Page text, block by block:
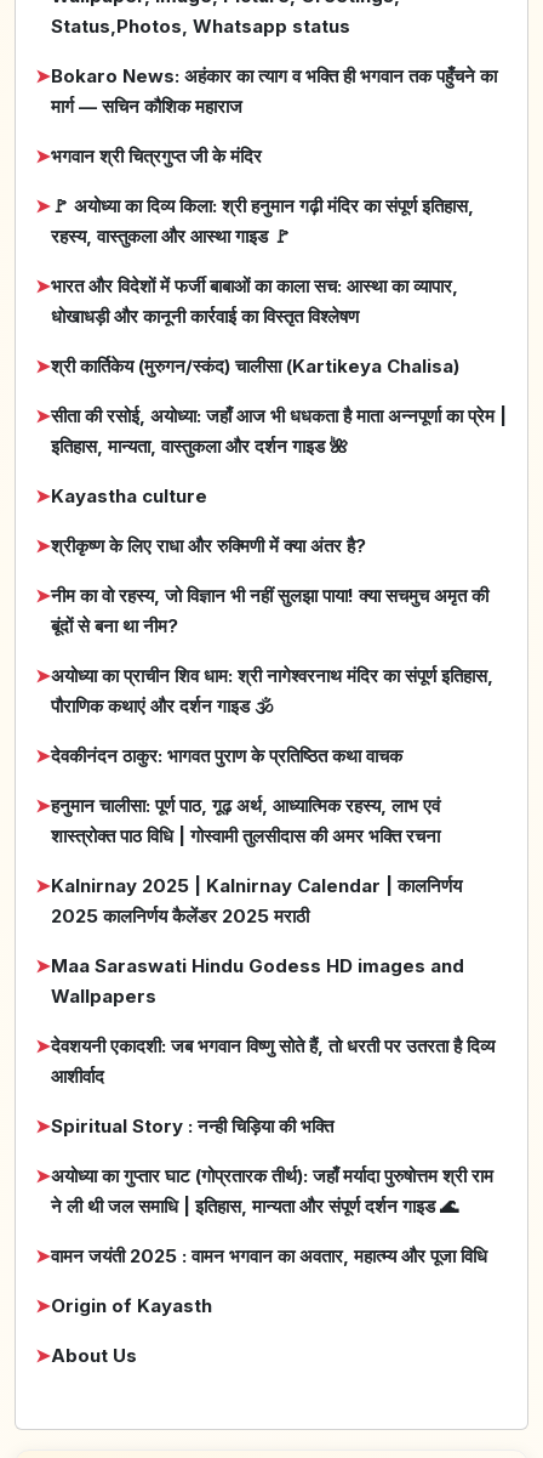
Status,Photos, Whatsapp status
➤Bokaro News: अहंकार का त्याग व भक्ति ही भगवान तक पहुँचने का
मार्ग — सचिन कौशिक महाराज
➤भगवान श्री चित्रगुप्त जी के मंदिर
➤🚩 अयोध्या का दिव्य किला: श्री हनुमान गढ़ी मंदिर का संपूर्ण इतिहास,
रहस्य, वास्तुकला और आस्था गाइड 🚩
➤भारत और विदेशों में फर्जी बाबाओं का काला सच: आस्था का व्यापार,
धोखाधड़ी और कानूनी कार्रवाई का विस्तृत विश्लेषण
➤श्री कार्तिकेय (मुरुगन/स्कंद) चालीसा (Kartikeya Chalisa)
➤सीता की रसोई, अयोध्या: जहाँ आज भी धधकता है माता अन्नपूर्णा का प्रेम |
इतिहास, मान्यता, वास्तुकला और दर्शन गाइड 🌺
➤Kayastha culture
➤श्रीकृष्ण के लिए राधा और रुक्मिणी में क्या अंतर है?
➤नीम का वो रहस्य, जो विज्ञान भी नहीं सुलझा पाया! क्या सचमुच अमृत की
बूंदों से बना था नीम?
➤अयोध्या का प्राचीन शिव धाम: श्री नागेश्वरनाथ मंदिर का संपूर्ण इतिहास,
पौराणिक कथाएं और दर्शन गाइड 🕉️
➤देवकीनंदन ठाकुर: भागवत पुराण के प्रतिष्ठित कथा वाचक
➤हनुमान चालीसा: पूर्ण पाठ, गूढ़ अर्थ, आध्यात्मिक रहस्य, लाभ एवं
शास्त्रोक्त पाठ विधि | गोस्वामी तुलसीदास की अमर भक्ति रचना
➤Kalnirnay 2025 | Kalnirnay Calendar | कालनिर्णय
2025 कालनिर्णय कैलेंडर 2025 मराठी
➤Maa Saraswati Hindu Godess HD images and
Wallpapers
➤देवशयनी एकादशी: जब भगवान विष्णु सोते हैं, तो धरती पर उतरता है दिव्य
आशीर्वाद
➤Spiritual Story : नन्ही चिड़िया की भक्ति
➤अयोध्या का गुप्तार घाट (गोप्रतारक तीर्थ): जहाँ मर्यादा पुरुषोत्तम श्री राम
ने ली थी जल समाधि | इतिहास, मान्यता और संपूर्ण दर्शन गाइड 🌊
➤वामन जयंती 2025 : वामन भगवान का अवतार, महात्म्य और पूजा विधि
➤Origin of Kayasth
➤About Us